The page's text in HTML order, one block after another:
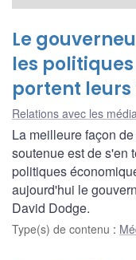
Le
les
portent
Relations avec les
La meilleure façon
soutenue est de s'en
politiques
aujourd'hui le
David Dodge.
Type(s) de contenu :